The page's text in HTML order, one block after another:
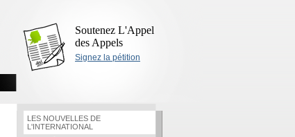
Soutenez L'Appel
des Appels
Signez la pétition
LES NOUVELLES DE
L'INTERNATIONAL